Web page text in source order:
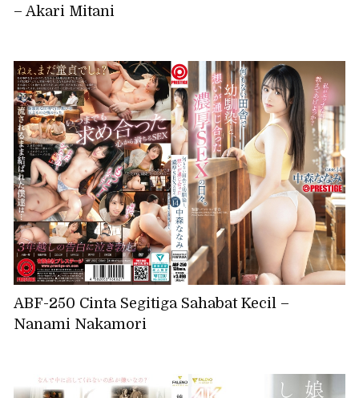
– Akari Mitani
ABF-250 Cinta Segitiga Sahabat Kecil –
Nanami Nakamori